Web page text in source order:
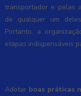
transportador e pelas
de qualquer um
Portanto, a
etapas indispensáveis
Adotar boas práticas